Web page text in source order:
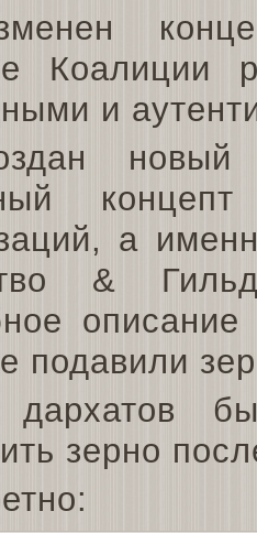
Коалиции
и
новый
концепт
а
&
подавили
дархатов
зерно